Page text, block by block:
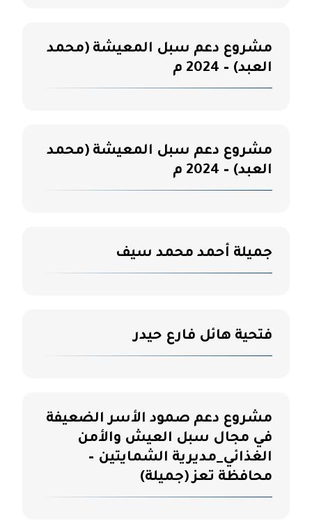
مشروع دعم سبل المعيشة (محمد
العبد) – 2024 م
مشروع دعم سبل المعيشة (محمد
العبد) – 2024 م
جميلة أحمد محمد سيف
فتحية هائل فارع حيدر
مشروع دعم صمود الأسر الضعيفة
في مجال سبل العيش والأمن
الغذائي_مديرية الشمايتين –
محافظة تعز (جميلة)